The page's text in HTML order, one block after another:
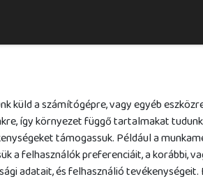
küld a számítógépre, vagy egyéb
így környezet függő tartalmakat
támogassuk. Például a
a felhasználók preferenciáit, a korábbi,
adatait, és felhasználió